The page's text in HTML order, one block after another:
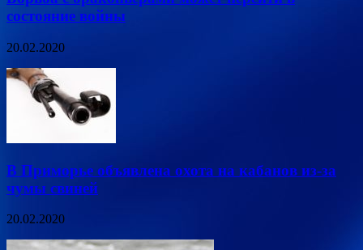
состояние войны
20.02.2020
В Приморье объявлена охота на кабанов из-за
чумы свиней
20.02.2020